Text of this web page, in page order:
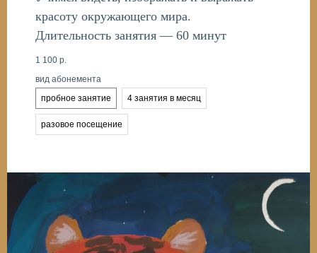
красоту окружающего мира.
Длительность занятия — 60 минут
1 100 р.
вид абонемента
пробное занятие
4 занятия в месяц
разовое посещение